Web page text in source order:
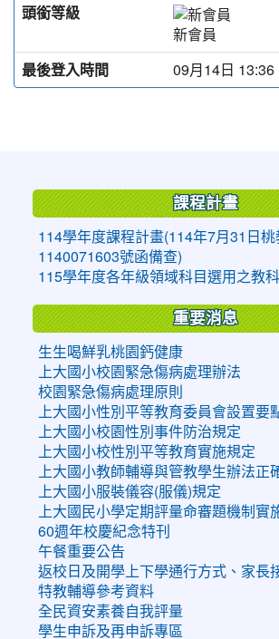
頭銜等級
新會員
最後登入時間
09月14日 13:36
課程計畫
114學年度課程計畫(114年7月31日桃
1140071603號函備查)
115學年度各年級領域科目選用之教
重要消息
生生喝鮮乳桃園鈣健康
上大國小校園緊急傷病處理辦法
校園緊急傷病處理原則
上大國小性別平等教育委員會設置要
上大國小校園性別事件防治規定
上大國小校性別平等教育實施規定
上大國小教師輔導與管教學生辦法正
上大國小服裝儀容(服儀)規定
上大國民小學定期評量命審題機制實
60週年校慶紀念特刊
午餐重要公告
返校日及開學上下學通行方式、家長
特教輔導參考資料
全民資安素養自我評量
學生申訴及再申訴專區